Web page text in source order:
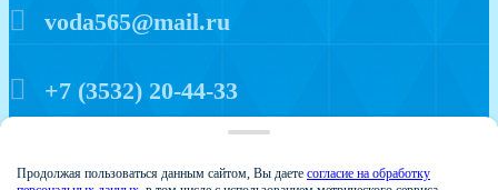
voda565@mail.ru
+7 (3532) 20-44-33
Продолжая пользоваться данным сайтом, Вы даете согласие на обработку